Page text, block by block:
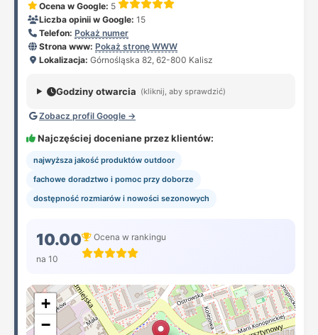
Ocena w Google: 5
Liczba opinii w Google: 15
Telefon: Pokaż numer
Strona www: Pokaż stronę WWW
Lokalizacja: Górnośląska 82, 62-800 Kalisz
Godziny otwarcia (kliknij, aby sprawdzić)
Zobacz profil Google →
Najczęściej doceniane przez klientów:
najwyższa jakość produktów outdoor
fachowe doradztwo i pomoc przy doborze
dostępność rozmiarów i nowości sezonowych
10.00
na 10
Ocena w rankingu
+
−